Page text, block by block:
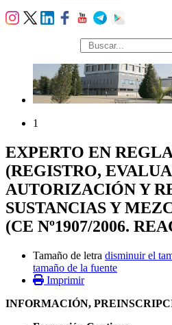
búsqueda
1
EXPERTO EN
(REGISTRO,
AUTORIZACIÓN Y
SUSTANCIAS Y
(CE Nº1907/2006.
Tamaño de letra disminuir el
tamaño de la fuente
Imprimir
INFORMACIÓN,